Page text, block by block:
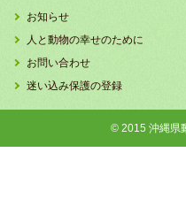
お知らせ
人と動物の幸せのために
お問い合わせ
迷い込み保護の登録
© 2015 沖縄県